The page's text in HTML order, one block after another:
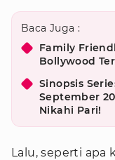
Baca Juga :
Family
Bollywood
Sinopsis
September
Nikahi Pari!
Lalu, seperti apa